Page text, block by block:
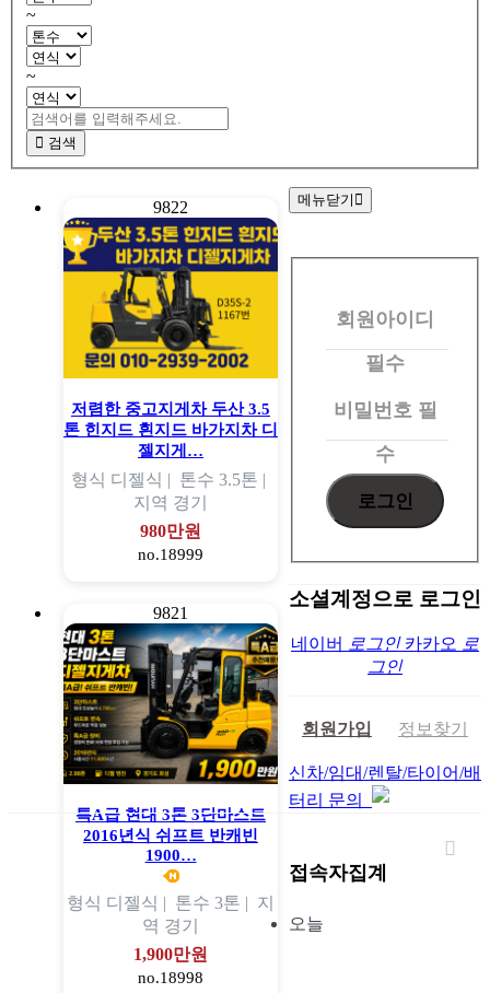
~
~
검색
9822
저렴한 중고지게차 두산 3.5
톤 힌지드 흰지드 바가지차 디
젤지게…
형식 디젤식 | 톤수 3.5톤 |
지역 경기
980만원
no.18999
9821
특A급 현대 3톤 3단마스트
2016년식 쉬프트 반캐빈
1900…
형식 디젤식 | 톤수 3톤 | 지
역 경기
1,900만원
no.18998
메뉴닫기
회
회원아이디
필수
비밀번호 필
수
소셜계정으로 로그인
네이버 로그인 카카오 로
그인
회원가입 정보찾기
신차/임대/렌탈/타이어/배
터리 문의
접속자집계
오늘